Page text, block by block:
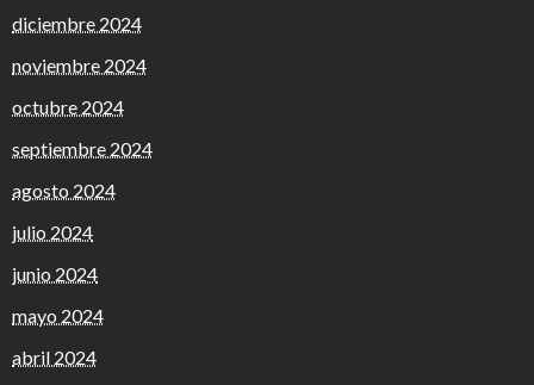
diciembre 2024
noviembre 2024
octubre 2024
septiembre 2024
agosto 2024
julio 2024
junio 2024
mayo 2024
abril 2024